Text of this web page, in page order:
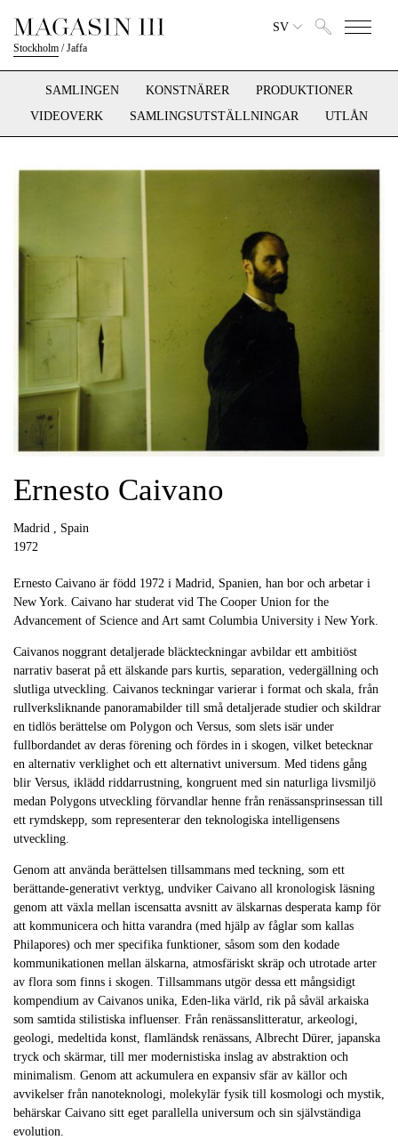
Stockholm /Jaffa
SV
SAMLINGEN KONSTNÄRER
PRODUKTIONER
VIDEOVERK
SAMLINGSUTSTÄLLNINGAR UTLÅN
Ernesto Caivano
Madrid , Spain
1972
Ernesto Caivano är född 1972 i Madrid, Spanien, han bor och arbetar i
New York. Caivano har studerat vid The Cooper Union for the
Advancement of Science and Art samt Columbia University i New York.
Caivanos noggrant detaljerade bläckteckningar avbildar ett ambitiöst
narrativ baserat på ett älskande pars kurtis, separation, vedergällning och
slutliga utveckling. Caivanos teckningar varierar i format och skala, från
rullverksliknande panoramabilder till små detaljerade studier och skildrar
en tidlös berättelse om Polygon och Versus, som slets isär under
fullbordandet av deras förening och fördes in i skogen, vilket betecknar
en alternativ verklighet och ett alternativt universum. Med tidens gång
blir Versus, iklädd riddarrustning, kongruent med sin naturliga livsmiljö
medan Polygons utveckling förvandlar henne från renässansprinsessan till
ett rymdskepp, som representerar den teknologiska intelligensens
utveckling.
Genom att använda berättelsen tillsammans med teckning, som ett
berättande-generativt verktyg, undviker Caivano all kronologisk läsning
genom att växla mellan iscensatta avsnitt av älskarnas desperata kamp för
att kommunicera och hitta varandra (med hjälp av fåglar som kallas
Philapores) och mer specifika funktioner, såsom som den kodade
kommunikationen mellan älskarna, atmosfäriskt skräp och utrotade arter
av flora som finns i skogen. Tillsammans utgör dessa ett mångsidigt
kompendium av Caivanos unika, Eden-lika värld, rik på såväl arkaiska
som samtida stilistiska influenser. Från renässanslitteratur, arkeologi,
geologi, medeltida konst, flamländsk renässans, Albrecht Dürer, japanska
tryck och skärmar, till mer modernistiska inslag av abstraktion och
minimalism. Genom att ackumulera en expansiv sfär av källor och
avvikelser från nanoteknologi, molekylär fysik till kosmologi och mystik,
behärskar Caivano sitt eget parallella universum och sin självständiga
evolution.